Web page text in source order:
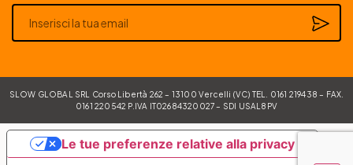
SLOW GLOBAL SRL Corso Libertà 262 – 13100 Vercelli (VC) TEL. 0161 219438 – FAX.
0161 220542 P.IVA IT02684320027 – SDI USAL8PV
Le tue preferenze relative alla privacy